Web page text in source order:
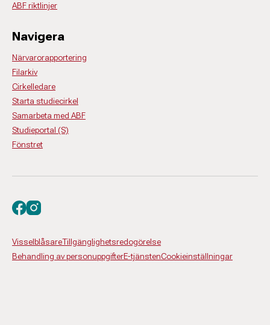
ABF riktlinjer
Navigera
Närvarorapportering
Filarkiv
Cirkelledare
Starta studiecirkel
Samarbeta med ABF
Studieportal (S)
Fönstret
VisselblåsareTillgänglighetsredogörelse
Behandling av personuppgifterE-tjänstenCookieinställningar
Besök oss på facebook
Besök oss på instagram